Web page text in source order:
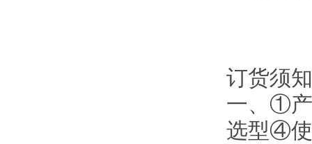
订货须
一、①
选型④